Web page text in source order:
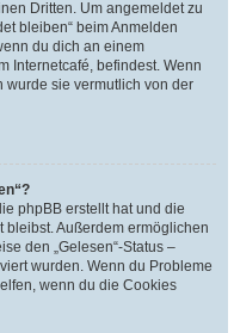
Dritten. Um angemeldet zu
bleiben“ beim Anmelden
du dich an einem
Internetcafé, befindest. Wenn
wurde sie vermutlich von der
phpBB erstellt hat und die
bleibst. Außerdem ermöglichen
den „Gelesen“-Status –
wurden. Wenn du Probleme
wenn du die Cookies